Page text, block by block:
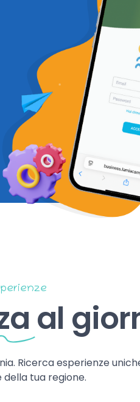
al
Ricerca esperienze
tua regione.